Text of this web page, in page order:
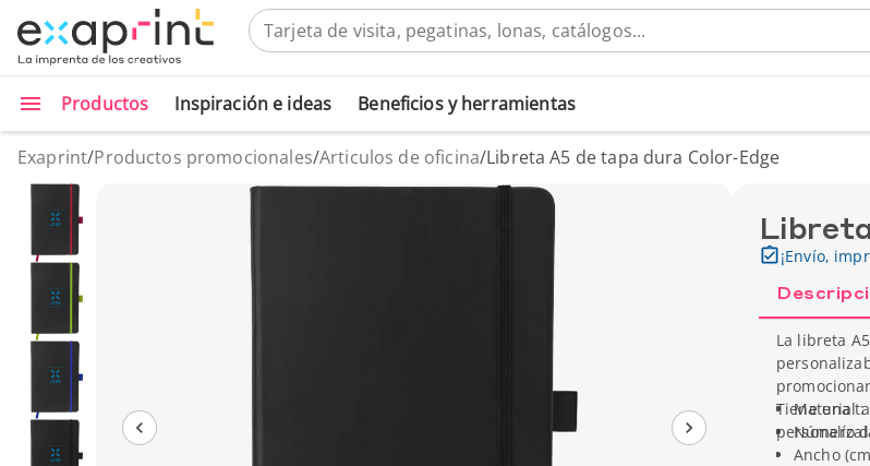
Productos Inspiración e ideas Beneficios y herramientas
Exaprint/Productos promocionales/Articulos de oficina/Libreta A5 de tapa dura Color-Edge
¡Envío,
La libreta
Tiene una
Material :
Número
Ancho